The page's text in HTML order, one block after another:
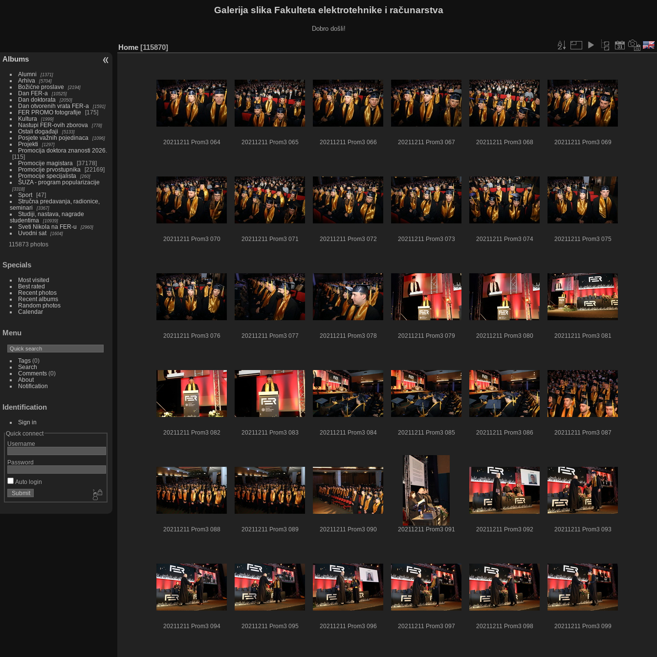
Galerija slika Fakulteta elektrotehnike i računarstva
Dobro došli!
Albums
Alumni 1371
Arhiva 5704
Božićne proslave 2194
Dan FER-a 10525
Dan doktorata 2050
Dan otvorenih vrata FER-a 1591
FER PROMO fotografije
175
Kultura
1999
Nastupi FER-ovih zborova 778
Ostali događaji 5133
Posjete važnih pojedinaca 1096
Projekti 1297
Promocija doktora znanosti 2026.
115
Promocije magistara
37178
Promocije prvostupnika
22169
Promocije specijalista
260
ŠUZA - program popularizacije
3318
Sport
47
Stručna predavanja, radionice,
seminari
3367
Studiji, nastava, nagrade
studentima
10939
Sveti Nikola na FER-u 2960
Uvodni sat 1604
115873 photos
Specials
Most visited
Best rated
Recent photos
Recent albums
Random photos
Calendar
Menu
Tags(0)
Search
Comments(0)
About
Notification
Identification
Sign in
Quick connect
Username
Password
Auto login
Home 115870
20211211 Prom3 064 20211211 Prom3 065 20211211 Prom3 066 20211211 Prom3 067 20211211 Prom3 068 20211211 Prom3 069
20211211 Prom3 070 20211211 Prom3 071 20211211 Prom3 072 20211211 Prom3 073 20211211 Prom3 074 20211211 Prom3 075
20211211 Prom3 076 20211211 Prom3 077 20211211 Prom3 078 20211211 Prom3 079 20211211 Prom3 080 20211211 Prom3 081
20211211 Prom3 082 20211211 Prom3 083 20211211 Prom3 084 20211211 Prom3 085 20211211 Prom3 086 20211211 Prom3 087
20211211 Prom3 088 20211211 Prom3 089 20211211 Prom3 090 20211211 Prom3 091 20211211 Prom3 092 20211211 Prom3 093
20211211 Prom3 094 20211211 Prom3 095 20211211 Prom3 096 20211211 Prom3 097 20211211 Prom3 098 20211211 Prom3 099